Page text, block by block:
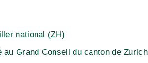
national (ZH)
au Grand Conseil du canton de Zurich